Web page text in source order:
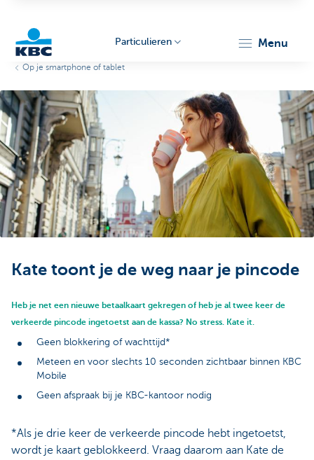
Particulieren
Particulieren menu
Op je smartphone of tablet
Kate toont je de weg naar je pincode
Heb je net een nieuwe betaalkaart gekregen of heb je al twee keer de
verkeerde pincode ingetoetst aan de kassa? No stress. Kate it.
Geen blokkering of wachttijd*
Meteen en voor slechts 10 seconden zichtbaar binnen KBC
Mobile
Geen afspraak bij je KBC-kantoor nodig
*Als je drie keer de verkeerde pincode hebt ingetoetst,
wordt je kaart geblokkeerd. Vraag daarom aan Kate de